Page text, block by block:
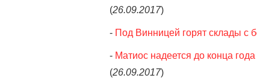
(26.09.2017)
- Под Винницей горят склады с
- Матиос надеется до конца
(26.09.2017)